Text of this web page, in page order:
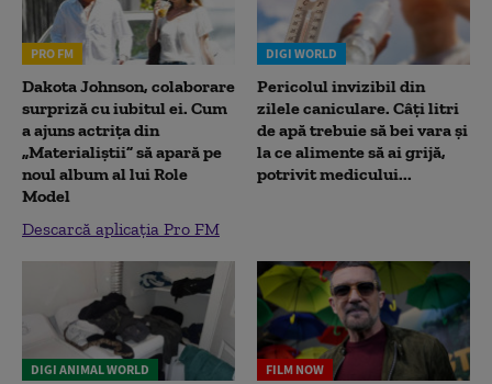
PRO FM
Dakota Johnson, colaborare
surpriză cu iubitul ei. Cum
a ajuns actrița din
„Materialiștii” să apară pe
noul album al lui Role
Model
Descarcă aplicația Pro FM
DIGI WORLD
Pericolul invizibil din
zilele caniculare. Câți litri
de apă trebuie să bei vara și
la ce alimente să ai grijă,
potrivit medicului...
DIGI ANIMAL WORLD FILM NOW